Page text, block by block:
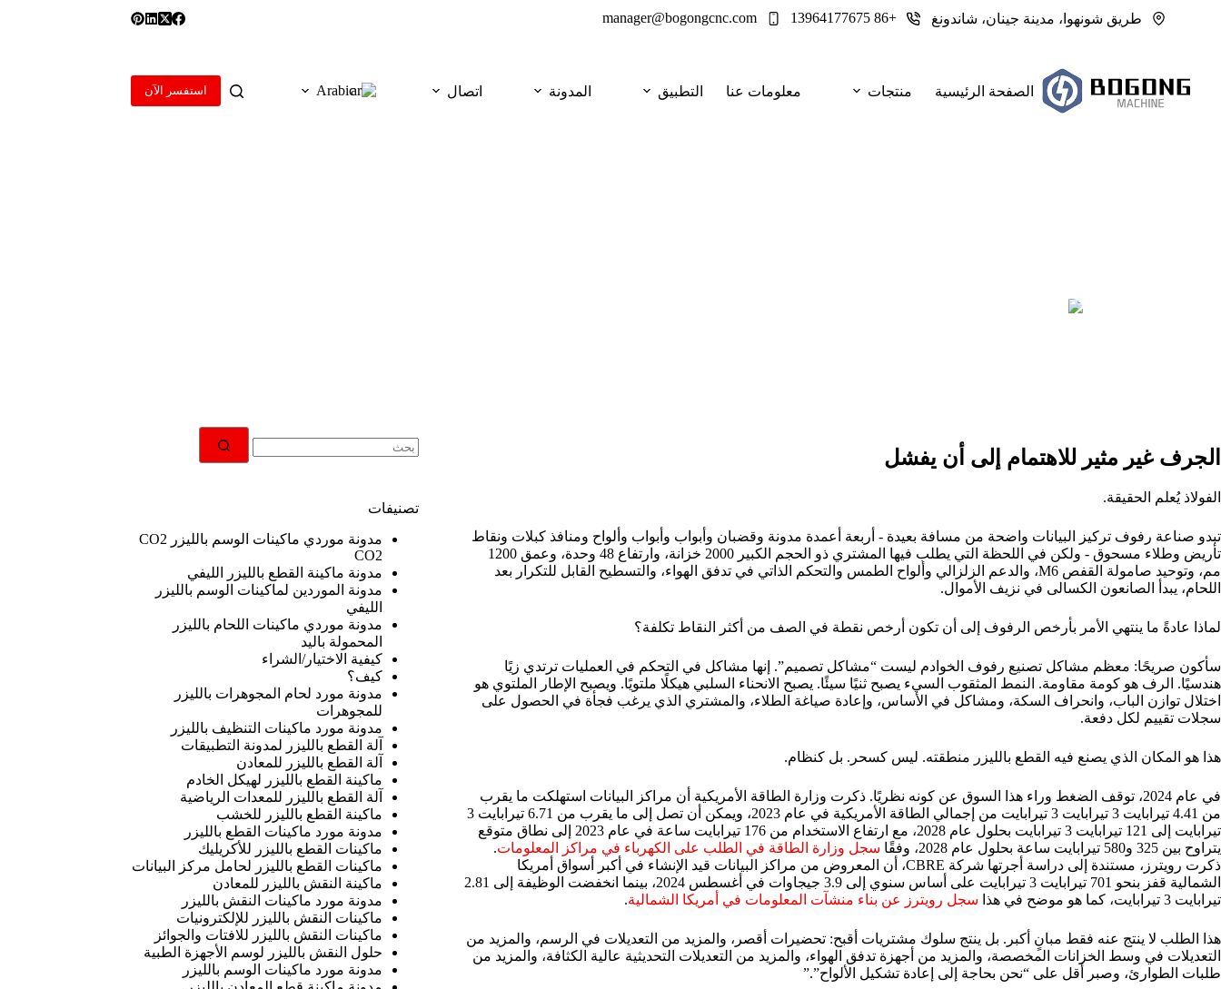
طريق شونهوا، مدينة جينان، شاندونغ +86 13964177675
manager@bogongcnc.com
الصفحة الرئيسية منتجات معلومات عنا التطبيق المدونة اتصال Arabic استفسر الآن
الجرف غير مثير للاهتمام إلى أن يفشل
الفولاذ يُعلم الحقيقة.
تبدو صناعة رفوف تركيز البيانات واضحة من مسافة بعيدة - أربعة أعمدة مدونة وقضبان وأبواب وأبواب وألواح ومنافذ كبلات ونقاط
تأريض وطلاء مسحوق - ولكن في اللحظة التي يطلب فيها المشتري ذو الحجم الكبير 2000 خزانة، وارتفاع 48 وحدة، وعمق 1200
مم، وتوحيد صامولة القفص M6، والدعم الزلزالي وألواح الطمس والتحكم الذاتي في تدفق الهواء، والتسطيح القابل للتكرار بعد
اللحام، يبدأ الصانعون الكسالى في نزيف الأموال.
لماذا عادةً ما ينتهي الأمر بأرخص الرفوف إلى أن تكون أرخص نقطة في الصف من أكثر النقاط تكلفة؟
سأكون صريحًا: معظم مشاكل تصنيع رفوف الخوادم ليست “مشاكل تصميم”. إنها مشاكل في التحكم في العمليات ترتدي زيًا
هندسيًا. الرف هو كومة مقاومة. النمط المثقوب السيء يصبح ثنيًا سيئًا. يصبح الانحناء السلبي هيكلًا ملتويًا. ويصبح الإطار الملتوي هو
اختلال توازن الباب، وانحراف السكة، ومشاكل في الأساس، وإعادة صياغة الطلاء، والمشتري الذي يرغب فجأة في الحصول على
سجلات تقييم لكل دفعة.
هذا هو المكان الذي يصنع فيه القطع بالليزر منطقته. ليس كسحر. بل كنظام.
في عام 2024، توقف الضغط وراء هذا السوق عن كونه نظريًا. ذكرت وزارة الطاقة الأمريكية أن مراكز البيانات استهلكت ما يقرب
من 4.41 تيرابايت 3 تيرابايت 3 تيرابايت من إجمالي الطاقة الأمريكية في عام 2023، ويمكن أن تصل إلى ما يقرب من 6.71 تيرابايت 3
تيرابايت إلى 121 تيرابايت 3 تيرابايت بحلول عام 2028، مع ارتفاع الاستخدام من 176 تيرابايت ساعة في عام 2023 إلى نطاق متوقع
يتراوح بين 325 و580 تيرابايت ساعة بحلول عام 2028، وفقًا
سجل وزارة الطاقة في الطلب على الكهرباء في مراكز المعلومات.
ذكرت رويترز، مستندة إلى دراسة أجرتها شركة CBRE، أن المعروض من مراكز البيانات قيد الإنشاء في أكبر أسواق أمريكا
الشمالية قفز بنحو 701 تيرابايت 3 تيرابايت على أساس سنوي إلى 3.9 جيجاوات في أغسطس 2024، بينما انخفضت الوظيفة إلى 2.81
تيرابايت 3 تيرابايت، كما هو موضح في هذا
سجل رويترز عن بناء منشآت المعلومات في أمريكا الشمالية.
هذا الطلب لا ينتج عنه فقط مبانٍ أكبر. بل ينتج سلوك مشتريات أقبح: تحضيرات أقصر، والمزيد من التعديلات في الرسم، والمزيد من
التعديلات في وسط الخزانات المخصصة، والمزيد من أجهزة تدفق الهواء، والمزيد من التعديلات التحديثية عالية الكثافة، والمزيد من
طلبات الطوارئ، وصبر أقل على “نحن بحاجة إلى إعادة تشكيل الألواح”.”
لا
توجد
تصنيفات
مدونة موردي ماكينات الوسم بالليزر CO2
CO2
مدونة ماكينة القطع بالليزر الليفي
مدونة الموردين لماكينات الوسم بالليزر
الليفي
مدونة موردي ماكينات اللحام بالليزر
المحمولة باليد
كيفية الاختيار/الشراء
كيف؟
مدونة مورد لحام المجوهرات بالليزر
للمجوهرات
مدونة مورد ماكينات التنظيف بالليزر
آلة القطع بالليزر لمدونة التطبيقات
آلة القطع بالليزر للمعادن
ماكينة القطع بالليزر لهيكل الخادم
آلة القطع بالليزر للمعدات الرياضية
ماكينة القطع بالليزر للخشب
مدونة مورد ماكينات القطع بالليزر
ماكينات القطع بالليزر للأكريليك
ماكينات القطع بالليزر لحامل مركز البيانات
ماكينة النقش بالليزر للمعادن
مدونة مورد ماكينات النقش بالليزر
ماكينات النقش بالليزر للإلكترونيات
ماكينات النقش بالليزر للافتات والجوائز
حلول النقش بالليزر لوسم الأجهزة الطبية
مدونة مورد ماكينات الوسم بالليزر